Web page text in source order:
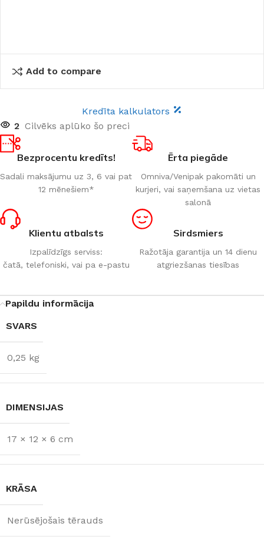
Add to compare
Kredīta kalkulators
2 Cilvēks aplūko šo preci
Bezprocentu kredīts!
Sadali maksājumu uz 3, 6 vai pat
12 mēnešiem*
Ērta piegāde
Omniva/Venipak pakomāti un
kurjeri, vai saņemšana uz vietas
salonā
Klientu atbalsts
Izpalīdzīgs serviss:
čatā, telefoniski, vai pa e-pastu
Sirdsmiers
Ražotāja garantija un 14 dienu
atgriezšanas tiesības
Papildu informācija
SVARS
0,25 kg
DIMENSIJAS
17 × 12 × 6 cm
KRĀSA
Nerūsējošais tērauds